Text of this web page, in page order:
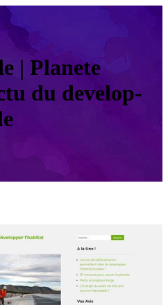
| Planete
du develop­